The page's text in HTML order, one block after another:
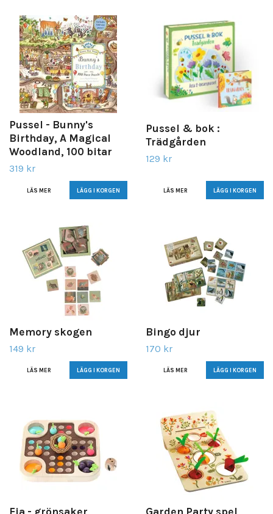
Pussel - Bunny's
Birthday, A Magical
Woodland, 100 bitar
319 kr
LÄS MER
Pussel & bok :
Trädgården
129 kr
LÄS MER
Memory skogen
149 kr
LÄS MER
Bingo djur
170 kr
LÄS MER